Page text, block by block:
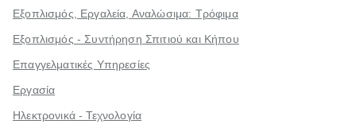
Εξοπλισμός, Εργαλεία, Αναλώσιμα: Τρόφιμα
Εξοπλισμός - Συντήρηση Σπιτιού και Κήπου
Επαγγελματικές Υπηρεσίες
Εργασία
Ηλεκτρονικά - Τεχνολογία